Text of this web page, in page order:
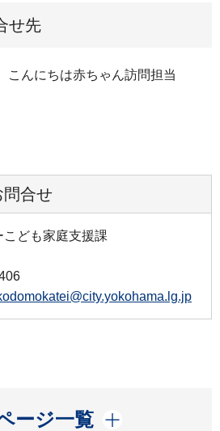
せ先
んにちは赤ちゃん訪問担当
合せ
ども家庭支援課
ージ一覧
開く